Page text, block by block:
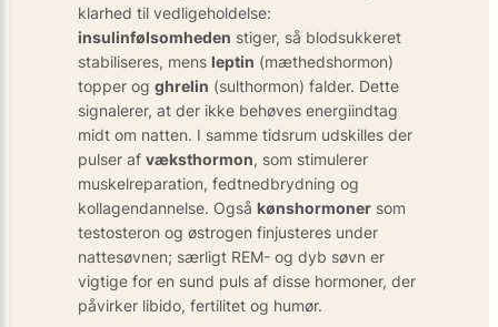
klarhed til vedligeholdelse:
insulinfølsomheden stiger, så blodsukkeret
stabiliseres, mens leptin (mæthedshormon)
topper og ghrelin (sulthormon) falder. Dette
signalerer, at der ikke behøves energiindtag
midt om natten. I samme tidsrum udskilles der
pulser af væksthormon, som stimulerer
muskelreparation, fedtnedbrydning og
kollagendannelse. Også kønshormoner som
testosteron og østrogen finjusteres under
nattesøvnen; særligt REM- og dyb søvn er
vigtige for en sund puls af disse hormoner, der
påvirker libido, fertilitet og humør.